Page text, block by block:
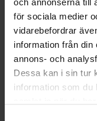
och annonserna till
för sociala medier
vidarebefordrar
information från din
annons- och
Dessa kan i sin tur
information som du
Dogman Vævet